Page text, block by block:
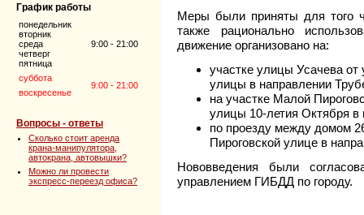
График работы
понедельник
вторник
среда
четверг
пятница
9:00 - 21:00
суббота
9:00 - 21:00
воскресенье
Вопросы - ответы
Сколько стоит аренда
крана-манипулятора,
автокрана, автовышки?
Можно ли провести
экспресс-переезд офиса?
Меры были приняты для того
также рационально
движение организовано на:
участке улицы Усачева
улицы в направлении
на участке Малой
улицы 10-летия Октября в
по проезду между домом
Пироговской улице в
Нововведения были
управлением ГИБДД по городу.